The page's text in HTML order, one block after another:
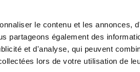
le contenu et les annonces,
partageons également des
et d'analyse, qui peuvent
lors de votre utilisation de